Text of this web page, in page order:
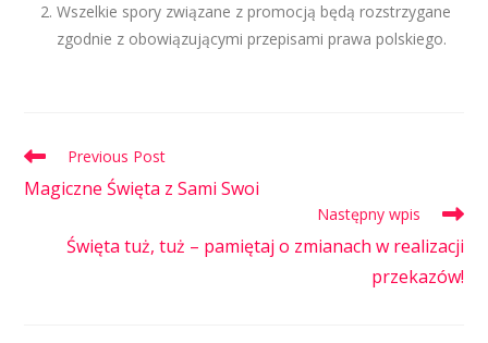
Wszelkie spory związane z promocją będą rozstrzygane
zgodnie z obowiązującymi przepisami prawa polskiego.
Previous Post
Magiczne Święta z Sami Swoi
Następny wpis
Święta tuż, tuż – pamiętaj o zmianach w realizacji
przekazów!